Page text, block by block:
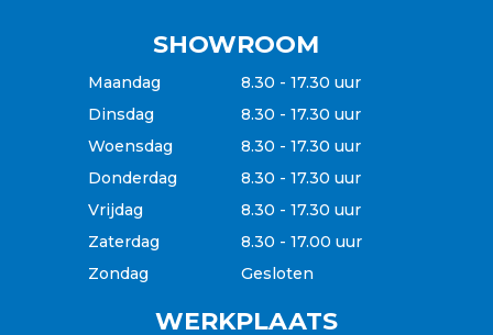
SHOWROOM
Maandag
8.30 - 17.30 uur
Dinsdag
8.30 - 17.30 uur
Woensdag
8.30 - 17.30 uur
Donderdag
8.30 - 17.30 uur
Vrijdag
8.30 - 17.30 uur
Zaterdag
8.30 - 17.00 uur
Zondag
Gesloten
WERKPLAATS